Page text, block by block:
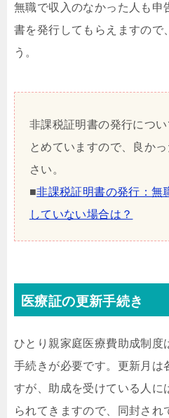
無職で収入のなかった人も申
書を発行してもらえますので
う。
非課税証明書の発行につ
とめていますので、良か
さい。
■非課税証明書の発行：無
していない場合は？
医療証の更新手続き
ひとり親家庭医療費助成制度
手続きが必要です。更新月は
すが、助成を受けている人に
られてきますので、同封され